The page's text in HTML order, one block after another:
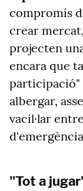
compromís
crear
projecten
encara que
participació"
albergar,
vacil·lar
"Tot a